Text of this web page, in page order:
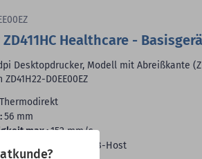
Healthcare -
Desktopdrucker, Modell mit Abreißkante
D0EE00EZ
Thermodirekt
56 mm
max.:152 mm/s
LAN, USB, USB-Host